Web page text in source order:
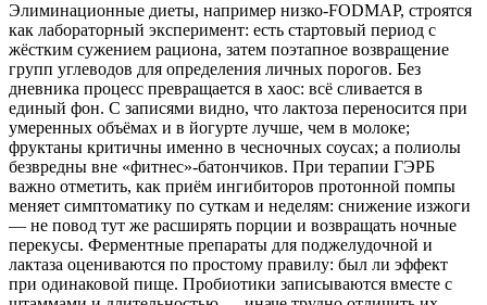
Элиминационные диеты, например низко-FODMAP, строятся
как лабораторный эксперимент: есть стартовый период с
жёстким сужением рациона, затем поэтапное возвращение
групп углеводов для определения личных порогов. Без
дневника процесс превращается в хаос: всё сливается в
единый фон. С записями видно, что лактоза переносится при
умеренных объёмах и в йогурте лучше, чем в молоке;
фруктаны критичны именно в чесночных соусах; а полиолы
безвредны вне «фитнес»-батончиков. При терапии ГЭРБ
важно отметить, как приём ингибиторов протонной помпы
меняет симптоматику по суткам и неделям: снижение изжоги
— не повод тут же расширять порции и возвращать ночные
перекусы. Ферментные препараты для поджелудочной и
лактаза оцениваются по простому правилу: был ли эффект
при одинаковой пище. Пробиотики записываются вместе с